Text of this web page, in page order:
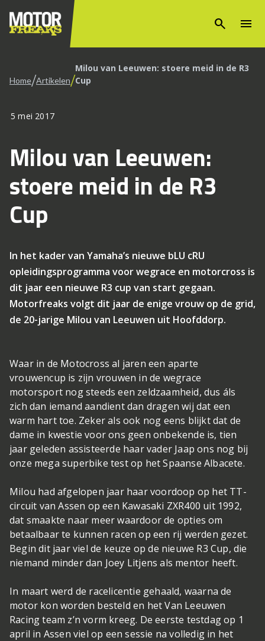
search menu
Home/Artikelen/Milou van Leeuwen: stoere meid in de R3
Cup
5 mei 2017
Milou van Leeuwen:
stoere meid in de R3
Cup
In het kader van Yamaha’s nieuwe bLU cRU
opleidingsprogramma voor wegrace en motorcross is
dit jaar een nieuwe R3 cup van start gegaan.
Motorfreaks volgt dit jaar de enige vrouw op de grid,
de 20-jarige Milou van Leeuwen uit Hoofddorp.
Waar in de Motocross al jaren een aparte
vrouwencup is zijn vrouwen in de wegrace
motorsport nog steeds een zeldzaamheid, dus áls
zich dan iemand aandient dan dragen wij dat een
warm hart toe. Zeker als ook nog eens blijkt dat de
dame in kwestie voor ons geen onbekende is, tien
jaar geleden assisteerde haar vader Jaap ons nog bij
onze mega superbike test op het Spaanse Albacete.
Milou had afgelopen jaar haar voordoop op het TT-
circuit van Assen op een Kawasaki ZXR400 uit 1992,
dat smaakte naar meer waardoor de opties om
betaalbaar te kunnen racen op een rij werden gezet.
Begin dit jaar viel de keuze op de nieuwe R3 Cup, die
niemand minder dan Joey Litjens als mentor heeft.
In maart werd de racelicentie gehaald, waarna de
motor kon worden besteld en het Van Leeuwen
Racing team z’n vorm kreeg. De eerste testdag op 1
april in Assen viel op een sessie na volledig in het